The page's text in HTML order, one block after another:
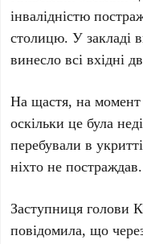
інвалідністю
столицю. У закладі
винесло всі вхідні
На щастя, на момент
оскільки це була
перебували в
ніхто не постраждав.
Заступниця
повідомила, що